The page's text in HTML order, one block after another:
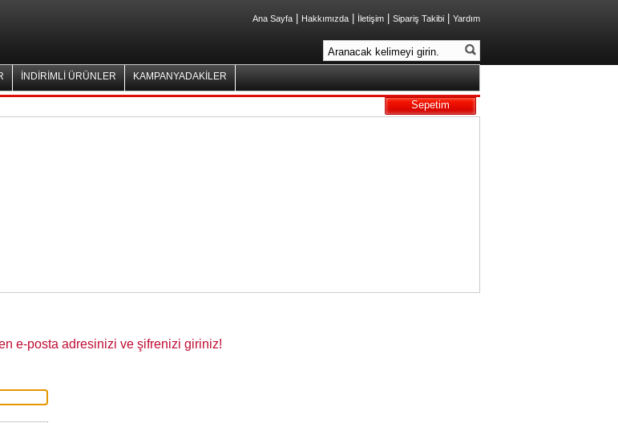
Ana Sayfa Hakkımızda İletişim Sipariş Takibi Yardım
İNDİRİMLİ ÜRÜNLER KAMPANYADAKİLER
Sepetim
e-posta adresinizi ve şifrenizi giriniz!